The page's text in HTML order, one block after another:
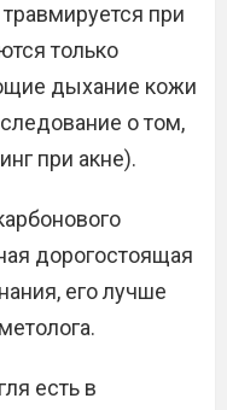
при
только
дыхание кожи
о том,
при акне).
дорогостоящая
его лучше
есть в